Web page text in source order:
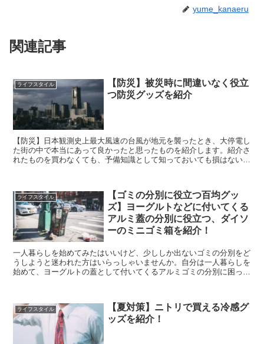
yume_kanaeru
関連記事
ライフスタイル
【防災】被災時に間違いなく役立
つ防災グッズを紹介
【防災】日本観測史上最大風速の台風が地元を襲ったとき、大停電し
た街の中で本当にあって良かったと思ったものを紹介します。紹介さ
れたものを買わなくても、予備知識として知っておいても損はないと
ライフスタイル
【ゴミの分別に役立つ百均グッ
ズ】ヨーグルトなどに付いてくる
アルミ蓋の分別に役立つ、ダイソ
ーのミニゴミ箱を紹介！
一人暮らしを始めてみたはいいけど、少ししか出ないゴミの分別をど
うしようと迷われた方はいらっしゃいませんか。自分は一人暮らしを
始めて、ヨーグルトの蓋として付いてくるアルミゴミの分別に困って
ライフスタイル
【夏対策】ニトリで買える冷感グ
ッズを紹介！